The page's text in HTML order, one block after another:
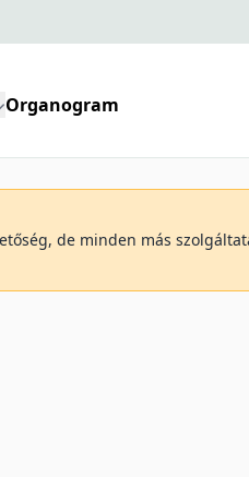
Organogram
de minden más